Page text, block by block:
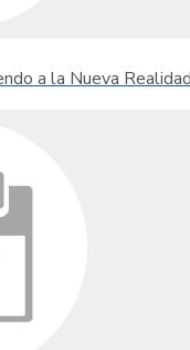
a la Nueva